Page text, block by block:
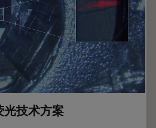
光技术方案